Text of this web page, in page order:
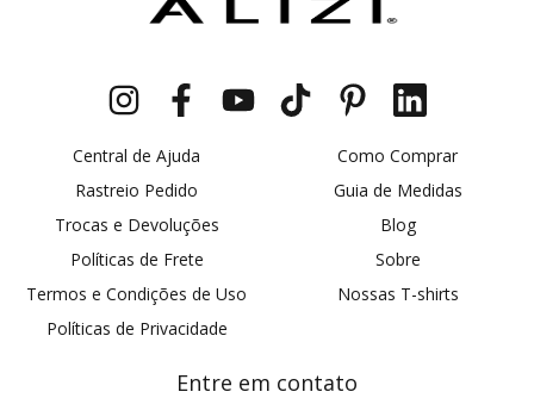
Central de Ajuda
Rastreio Pedido
Trocas e Devoluções
Políticas de Frete
Termos e Condições de Uso
Políticas de Privacidade
Como Comprar
Guia de Medidas
Blog
Sobre
Nossas T-shirts
Entre em contato